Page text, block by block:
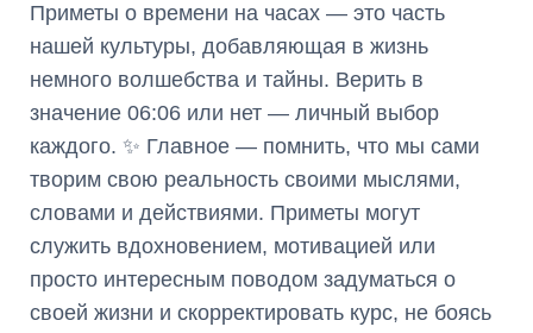
Приметы о времени на часах — это часть
нашей культуры, добавляющая в жизнь
немного волшебства и тайны. Верить в
значение 06:06 или нет — личный выбор
каждого. ✨ Главное — помнить, что мы сами
творим свою реальность своими мыслями,
словами и действиями. Приметы могут
служить вдохновением, мотивацией или
просто интересным поводом задуматься о
своей жизни и скорректировать курс, не боясь